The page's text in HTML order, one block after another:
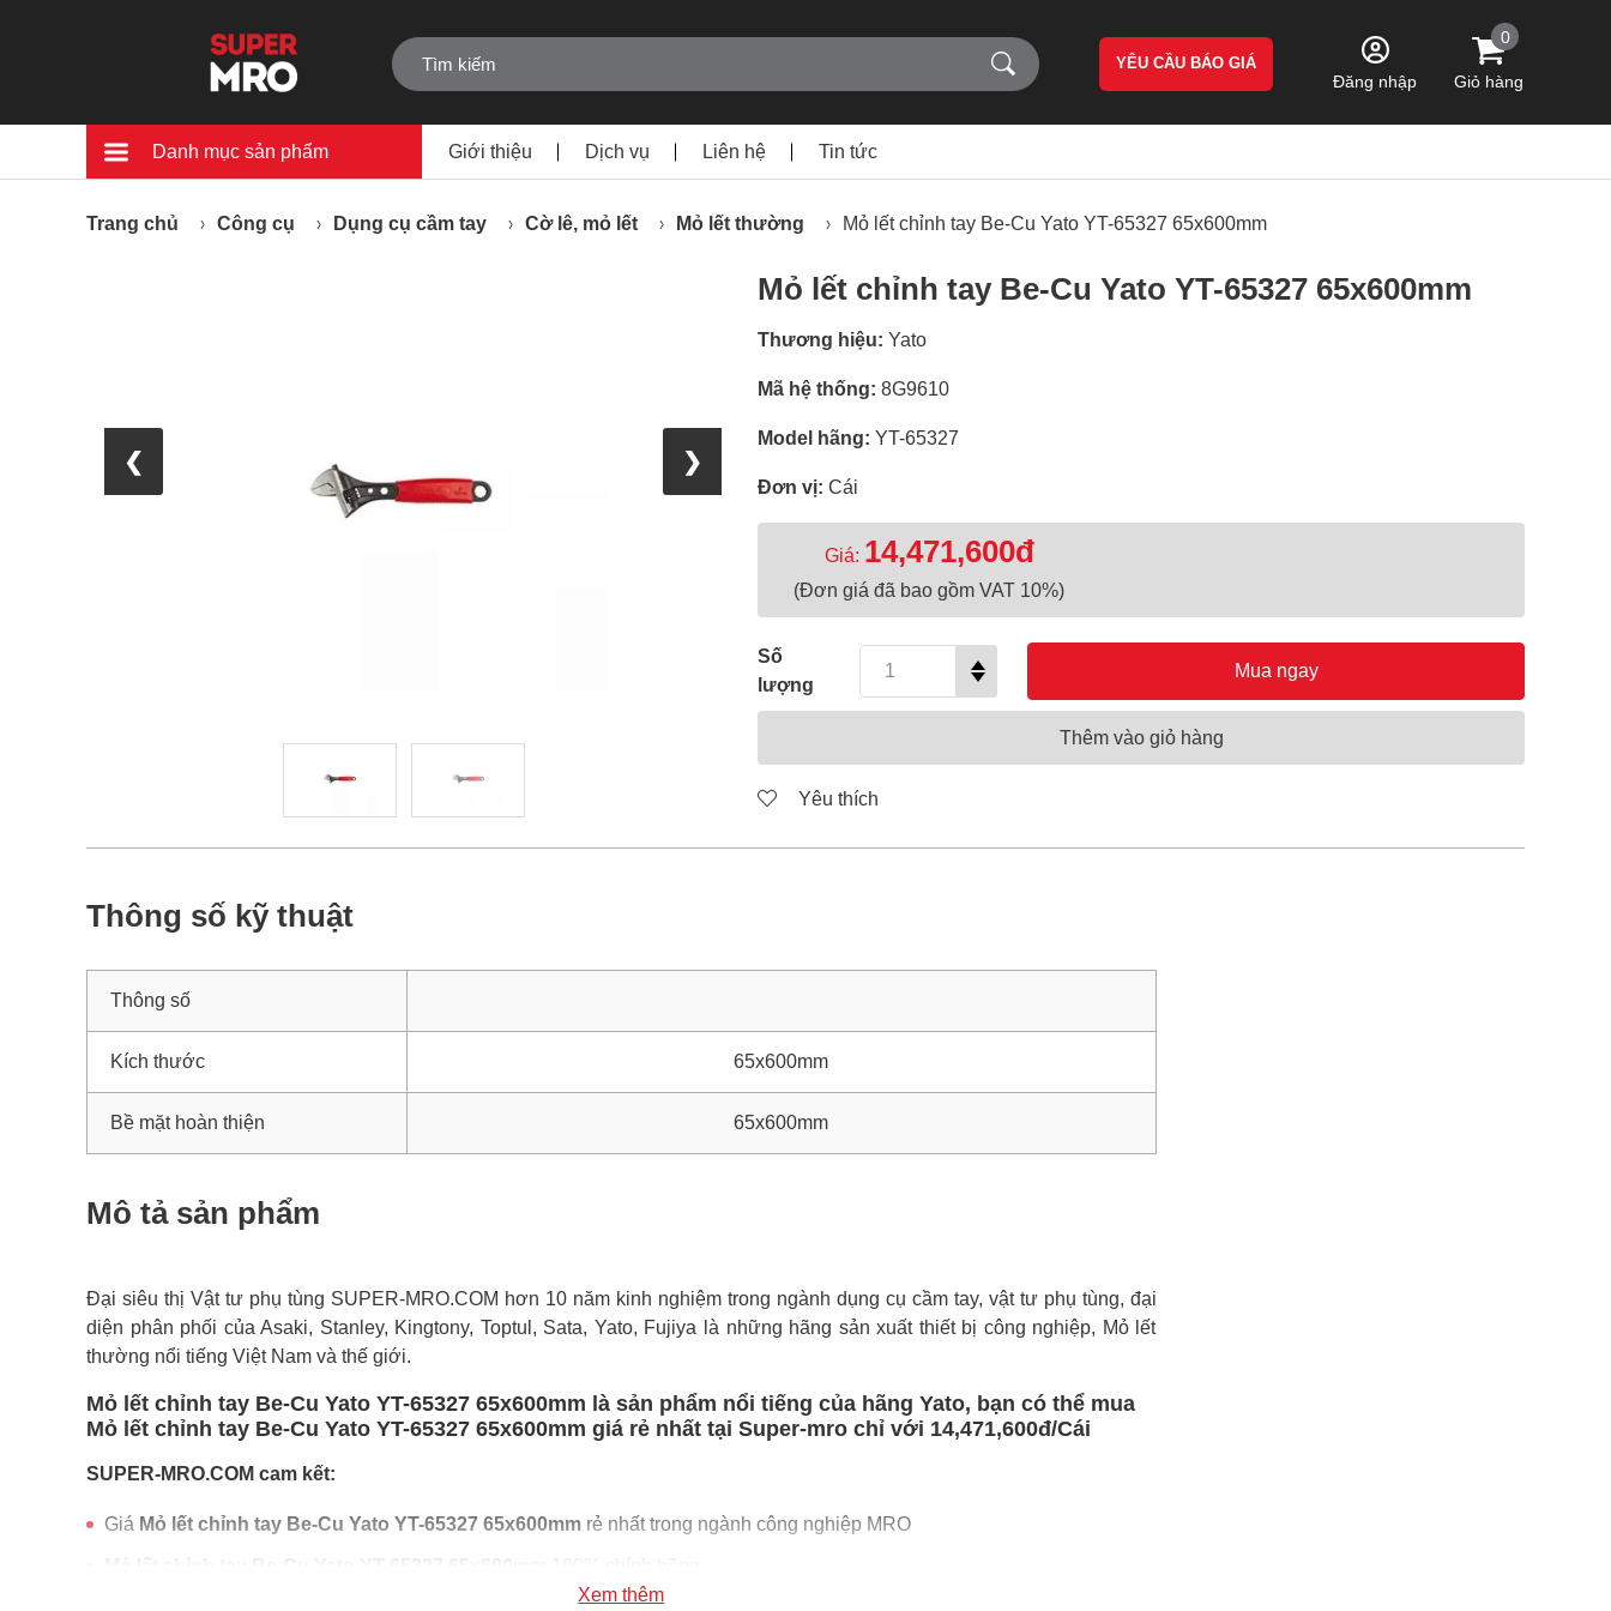
YÊU CẦU BÁO GIÁ
Đăng nhập
0
Giỏ hàng
Danh mục sản phẩm Giới thiệu Dịch vụ Liên hệ Tin tức
Trang chủ Công cụ Dụng cụ cầm tay Cờ lê, mỏ lết Mỏ lết thường Mỏ lết chỉnh tay Be-Cu Yato YT-65327 65x600mm
❮ ❯
Mỏ lết chỉnh tay Be-Cu Yato YT-65327 65x600mm
Thương hiệu: Yato
Mã hệ thống: 8G9610
Model hãng: YT-65327
Đơn vị: Cái
Giá: 14,471,600đ
(Đơn giá đã bao gồm VAT 10%)
Số
lượng
Mua ngay
Thêm vào giỏ hàng
Yêu thích
Thông số kỹ thuật
Thông số
Kích thước 65x600mm
Bề mặt hoàn thiện 65x600mm
Mô tả sản phẩm
Đại siêu thị Vật tư phụ tùng SUPER-MRO.COM hơn 10 năm kinh nghiệm trong ngành dụng cụ cầm tay, vật tư phụ tùng, đại
diện phân phối của Asaki, Stanley, Kingtony, Toptul, Sata, Yato, Fujiya là những hãng sản xuất thiết bị công nghiệp, Mỏ lết
thường nổi tiếng Việt Nam và thế giới.
Mỏ lết chỉnh tay Be-Cu Yato YT-65327 65x600mm là sản phẩm nổi tiếng của hãng Yato, bạn có thể mua
Mỏ lết chỉnh tay Be-Cu Yato YT-65327 65x600mm giá rẻ nhất tại Super-mro chỉ với 14,471,600đ/Cái
SUPER-MRO.COM cam kết:
Giá Mỏ lết chỉnh tay Be-Cu Yato YT-65327 65x600mm rẻ nhất trong ngành công nghiệp MRO
Xem thêm